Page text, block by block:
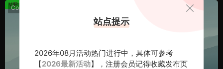
Cosplay
VIP
站点提示
2026年08月活动热门进行中，具体可参考
【2026最新活动】，注册会员记得收藏发布页